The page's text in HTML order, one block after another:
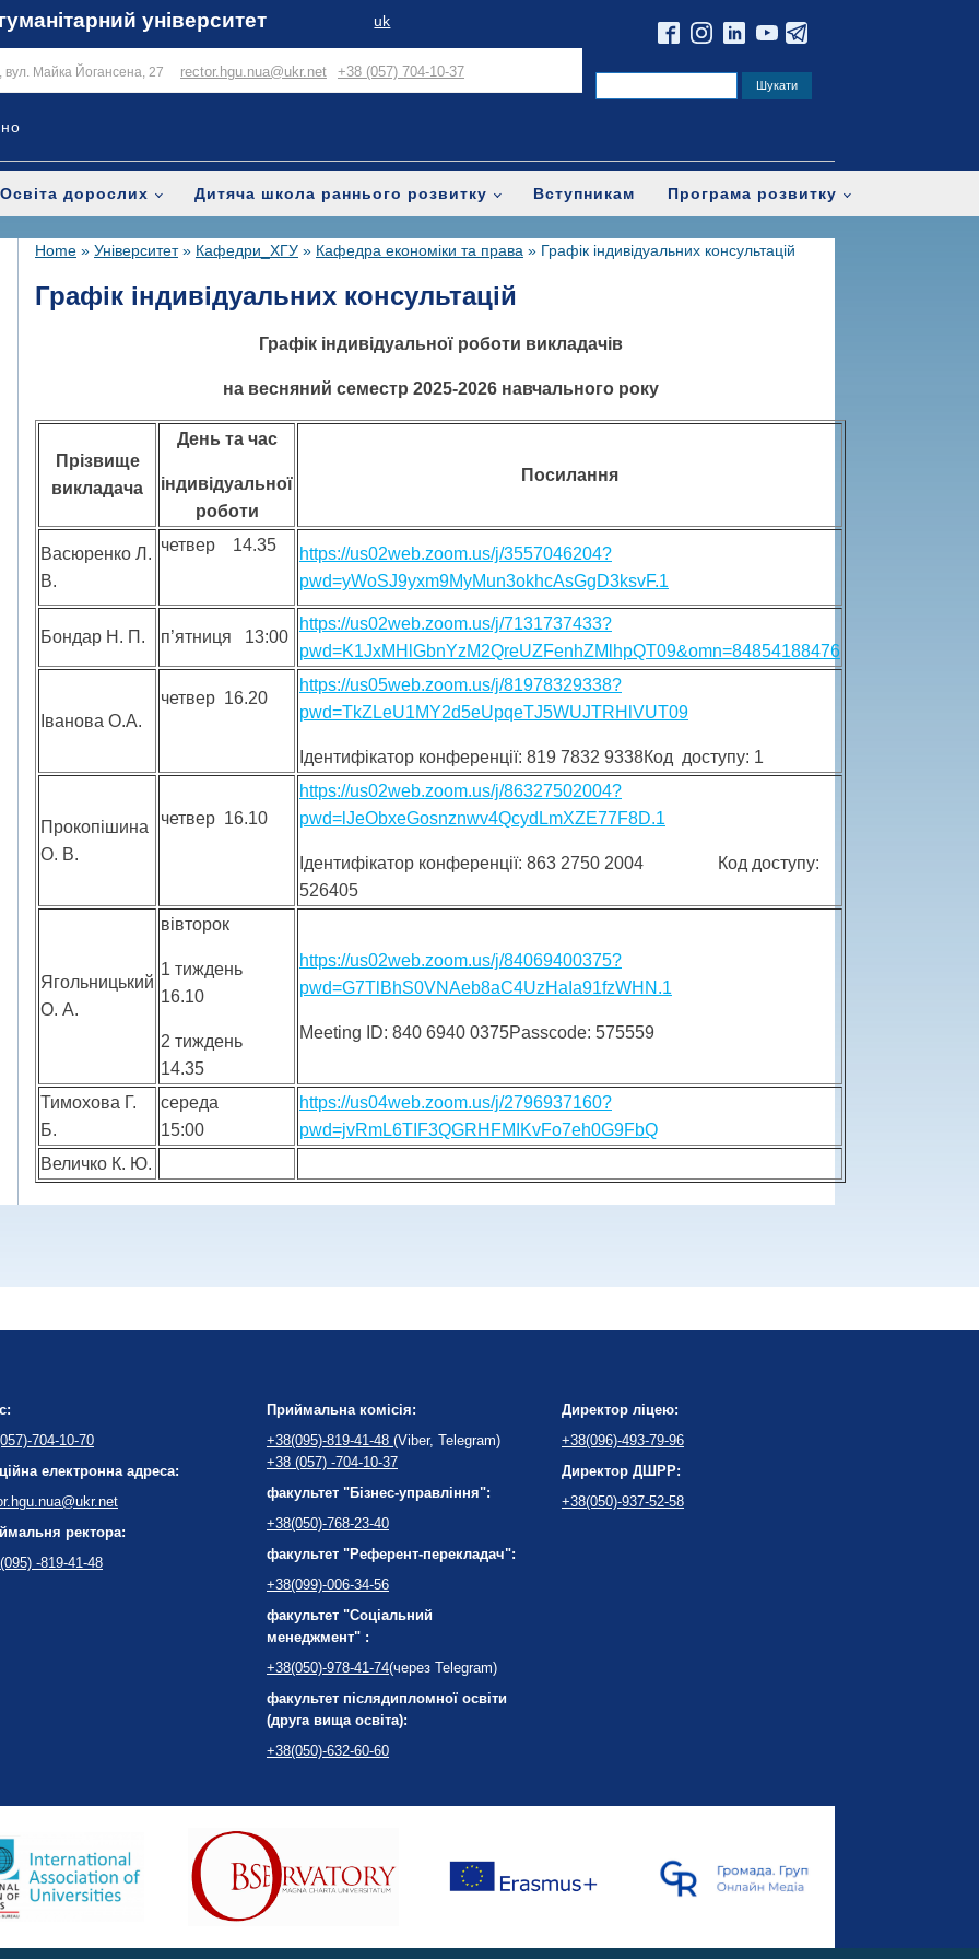
університет uk
вул. Майка Йогансена, 27 rector.hgu.nua@ukr.net +38 (057) 704-10-37
Освіта дорослих Дитяча школа раннього розвитку Вступникам Програма розвитку
Home » Університет» Кафедри_ХГУ » Кафедра економіки та права » Графік індивідуальних консультацій
Графік індивідуальних консультацій
Графік індивідуальної роботи викладачів
на весняний семестр 2025-2026 навчального року
Прізвище
викладача
День та час
індивідуальної
роботи
Посилання
Васюренко Л.
В.
четвер 14.35
https://us02web.zoom.us/j/3557046204?
pwd=yWoSJ9yxm9MyMun3okhcAsGgD3ksvF.1
Бондар Н. П. п’ятниця 13:00
https://us02web.zoom.us/j/7131737433?
pwd=K1JxMHlGbnYzM2QreUZFenhZMlhpQT09&omn=84854188476
Іванова О.А.
четвер 16.20
https://us05web.zoom.us/j/81978329338?
pwd=TkZLeU1MY2d5eUpqeTJ5WUJTRHlVUT09
Ідентифікатор конференції: 819 7832 9338Код доступу: 1
Прокопішина
О. В.
четвер 16.10
https://us02web.zoom.us/j/86327502004?
pwd=lJeObxeGosnznwv4QcydLmXZE77F8D.1
Ідентифікатор конференції: 863 2750 2004 Код доступу:
526405
Ягольницький
О. А.
вівторок
1 тиждень
16.10
2 тиждень
14.35
https://us02web.zoom.us/j/84069400375?
pwd=G7TlBhS0VNAeb8aC4UzHaIa91fzWHN.1
Meeting ID: 840 6940 0375Passcode: 575559
Тимохова Г.
Б.
середа
15:00
https://us04web.zoom.us/j/2796937160?
pwd=jvRmL6TIF3QGRHFMIKvFo7eh0G9FbQ
Величко К. Ю.
704-10-70
електронна адреса:
ректора:
-819-41-48
Приймальна комісія:
+38(095)-819-41-48 (Viber, Telegram)
+38 (057) -704-10-37
факультет "Бізнес-управління":
+38(050)-768-23-40
факультет "Референт-перекладач":
+38(099)-006-34-56
факультет "Соціальний
менеджмент" :
+38(050)-978-41-74(через Telegram)
факультет післядипломної освіти
(друга вища освіта):
+38(050)-632-60-60
Директор ліцею:
+38(096)-493-79-96
Директор ДШРР:
+38(050)-937-52-58